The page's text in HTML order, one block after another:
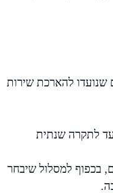
שנועדו להארכת שירות
לתקרה שנתית
בכפוף למסלול שיבחר